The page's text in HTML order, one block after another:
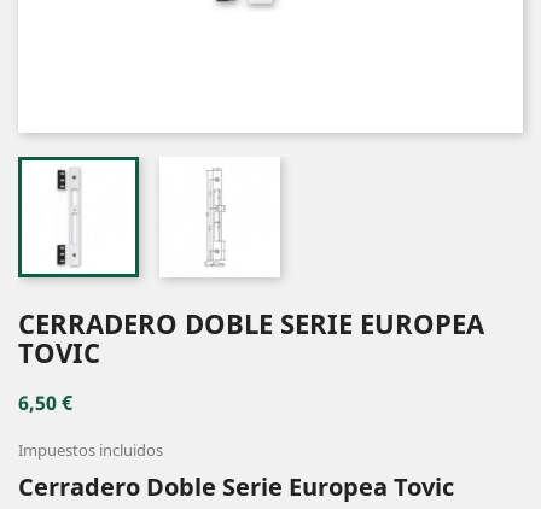
CERRADERO DOBLE SERIE EUROPEA
TOVIC
6,50 €
Impuestos incluidos
Cerradero Doble Serie Europea Tovic